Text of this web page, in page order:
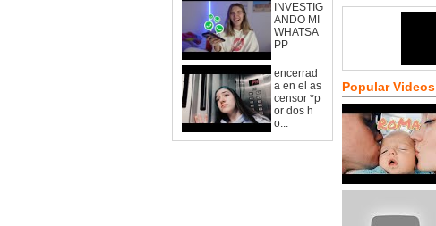
INVESTIG
ANDO MI
WHATSA
PP
encerrad
a en el as
censor *p
or dos h
o...
Popular Videos